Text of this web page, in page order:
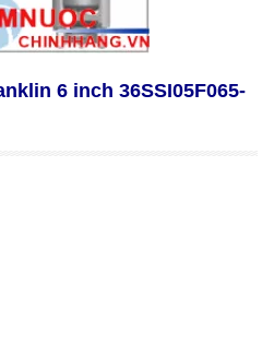
6 inch 36SSI05F065-